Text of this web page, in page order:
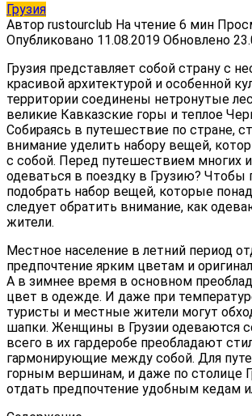
Грузия
Автор rustourclub На чтение 6 мин
Опубликовано 11.08.2019 Обновлено
Грузия представляет собой страну с
красивой архитектурой и особенной
территории соединены нетронутые
великие Кавказские горы и теплое
Собираясь в путешествие по стране,
внимание уделить набору вещей,
с собой. Перед путешествием многих
одеваться в поездку в Грузию? Чтобы
подобрать набор вещей, которые
следует обратить внимание, как
жители.
Местное население в летний период
предпочтение ярким цветам и
А в зимнее время в основном
цвет в одежде. И даже при
туристы и местные жители могут
шапки. Женщины в Грузии одеваются
всего в их гардеробе преобладают
гармонирующие между собой. Для
горным вершинам, и даже по столице
отдать предпочтение удобным кедам